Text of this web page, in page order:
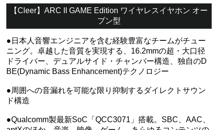
【Cleer】ARC II GAME Edition ワイヤレスイヤホン オー
プン型
●日本人音響エンジニアを含む経験豊富なチームがチュー
ニング。卓越した音質を実現する、16.2mmの超・大口径
ドライバー、デュアルサイド・チャンバー構造、独自のD
BE(Dynamic Bass Enhancement)テクノロジー
●周囲への音漏れを可能な限り抑制するダイレクトサウン
ド構造
●Qualcomm製最新SoC「QCC3071」搭載。SBC、AAC、